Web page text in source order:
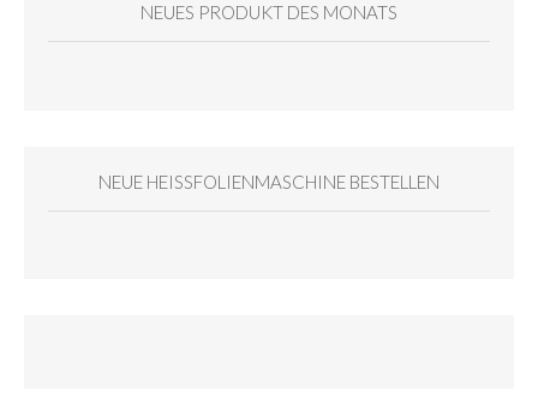
NEUES PRODUKT DES MONATS
NEUE HEISSFOLIENMASCHINE BESTELLEN